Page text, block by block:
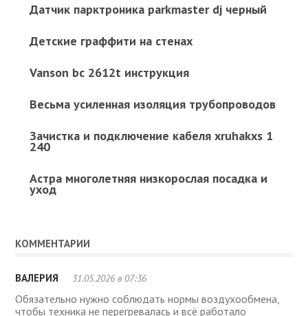
Датчик парктроника parkmaster dj черный
Детские граффити на стенах
Vanson bc 2612t инструкция
Весьма усиленная изоляция трубопроводов
Зачистка и подключение кабеля xruhakxs 1
240
Астра многолетняя низкорослая посадка и
уход
КОММЕНТАРИИ
ВАЛЕРИЯ 31.05.2026 в 07:36
Обязательно нужно соблюдать нормы воздухообмена,
чтобы техника не перегревалась и всё работало